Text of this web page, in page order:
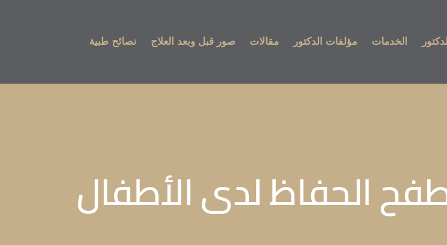
الخدمات مؤلفات الدكتور مقالات صور قبل وبعد العلاج نصائح طبية
الحفاظ لدى الأطفال